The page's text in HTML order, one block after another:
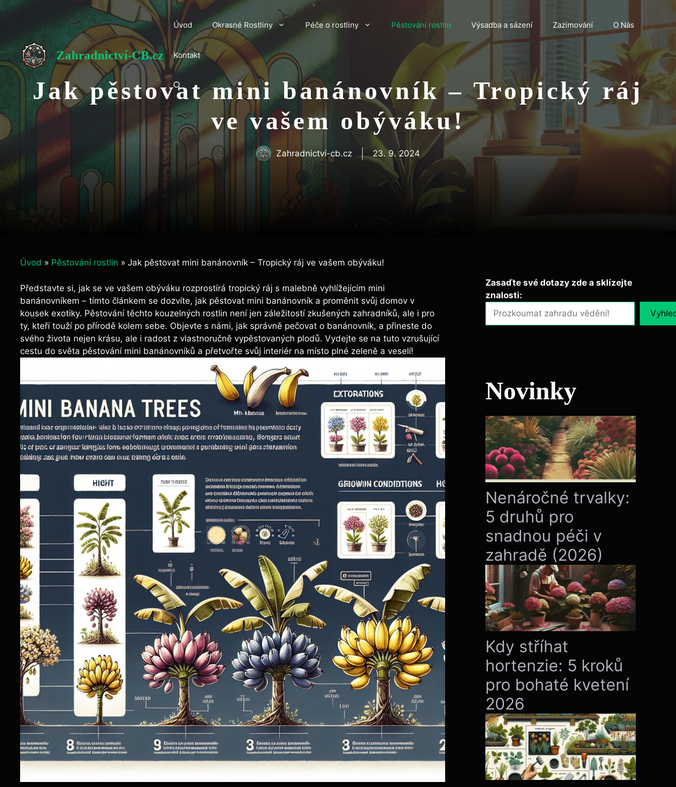
Přeskočit
Zahradnictví-CB.cz
Úvod Okrasné Rostliny Péče o rostliny Pěstování rostlin Výsadba a sázení Zazimování O Nás
Kontakt
Jak pěstovat mini banánovník – Tropický ráj
ve vašem obýváku!
Zahradnictví-cb.cz 23. 9. 2024
Úvod » Pěstování rostlin » Jak pěstovat mini banánovník – Tropický ráj ve vašem obýváku!
Představte si, jak se ve vašem obýváku rozprostírá tropický ráj s malebně vyhlížejícím mini
banánovníkem – tímto článkem se dozvíte, jak pěstovat mini banánovník a proměnit svůj domov v
kousek exotiky. Pěstování těchto kouzelných rostlin není jen záležitostí zkušených zahradníků, ale i pro
ty, kteří touží po přírodě kolem sebe. Objevte s námi, jak správně pečovat o banánovník, a přineste do
svého života nejen krásu, ale i radost z vlastnoručně vypěstovaných plodů. Vydejte se na tuto vzrušující
cestu do světa pěstování mini banánovníků a přetvořte svůj interiér na místo plné zeleně a veselí!
Zasaďte své dotazy zde a sklízejte
znalosti:
Novinky
Nenáročné trvalky:
5 druhů pro
snadnou péči v
zahradě (2026)
Kdy stříhat
hortenzie: 5 kroků
pro bohaté kvetení
2026